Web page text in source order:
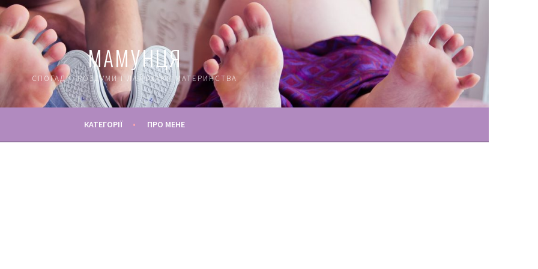
МАМУНЦЯ
СПОГАДИ, РОЗДУМИ І ЛАЙФХАКИ МАТЕРИНСТВА
КАТЕГОРІЇ ПРО МЕНЕ